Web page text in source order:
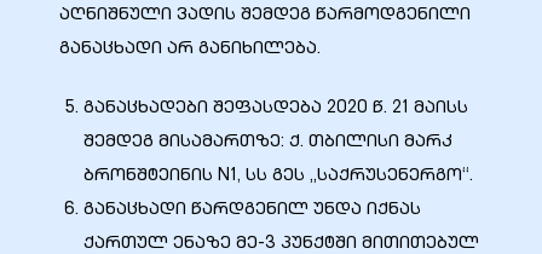
აღნიშნული ვადის შემდეგ წარმოდგენილი
განაცხადი არ განიხილება.
განაცხადები შეფასდება 2020 წ. 21 მაისს
შემდეგ მისამართზე: ქ. თბილისი მარკ
ბრონშტეინის N1, სს გეს „საქრუსენერგო“.
განაცხადი წარდგენილ უნდა იქნას
ქართულ ენაზე მე-3 პუნქტში მითითებულ